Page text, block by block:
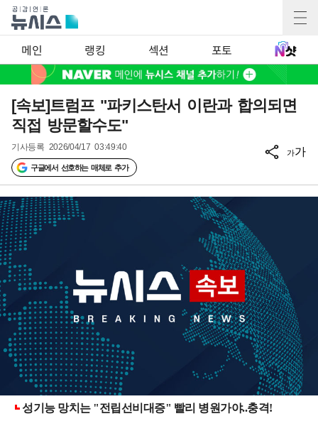
메인 랭킹 섹션 포토
[속보]트럼프 "파키스탄서 이란과 합의되면
직접 방문할수도"
기사등록 2026/04/17 03:49:40
구글에서 선호하는 매체로 추가
가가